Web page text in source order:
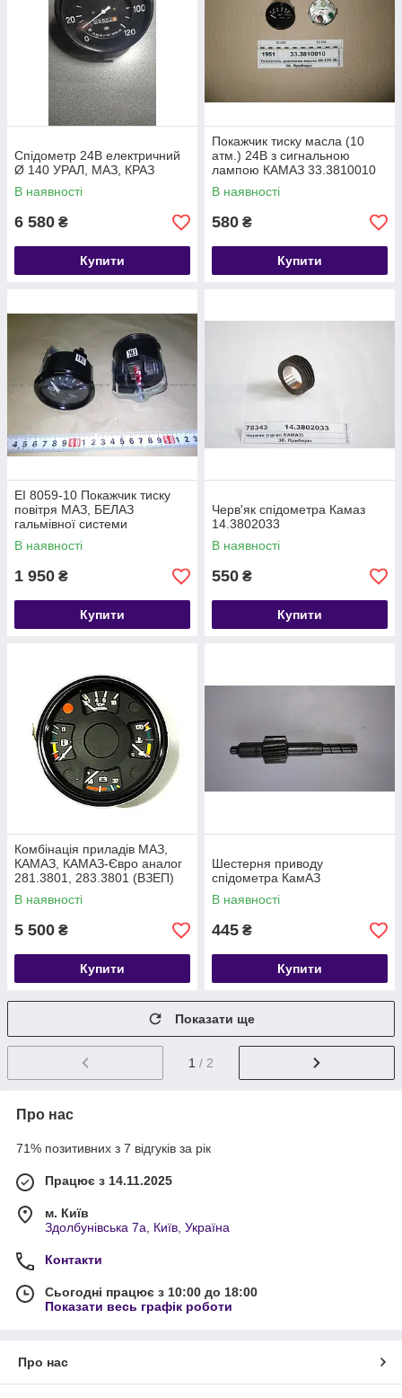
Спідометр 24В електричний
Ø 140 УРАЛ, МАЗ, КРАЗ
В наявності
6 580 ₴
Купити
Покажчик тиску масла (10
атм.) 24В з сигнальною
лампою КАМАЗ 33.3810010
В наявності
580 ₴
Купити
ЕІ 8059-10 Покажчик тиску
повітря МАЗ, БЕЛАЗ
гальмівної системи
В наявності
1 950 ₴
Купити
Черв'як спідометра Камаз
14.3802033
В наявності
550 ₴
Купити
Комбінація приладів МАЗ,
КАМАЗ, КАМАЗ-Євро аналог
281.3801, 283.3801 (ВЗЕП)
КД8000-2-02
В наявності
5 500 ₴
Купити
Шестерня приводу
спідометра КамАЗ
В наявності
445 ₴
Купити
Показати ще
1 / 2
Про нас
71% позитивних з 7 відгуків за рік
Працює з 14.11.2025
м. Київ
Здолбунівська 7а, Київ, Україна
Контакти
Сьогодні працює з 10:00 до 18:00
Показати весь графік роботи
Про нас